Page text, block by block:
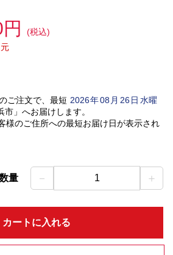
(税込)
ご注文で、最短 2026年08 月 26日水曜
市」 へお届けします。
様のご住所への最短お届け日が表示され
量 － 1 ＋
カートに入れる